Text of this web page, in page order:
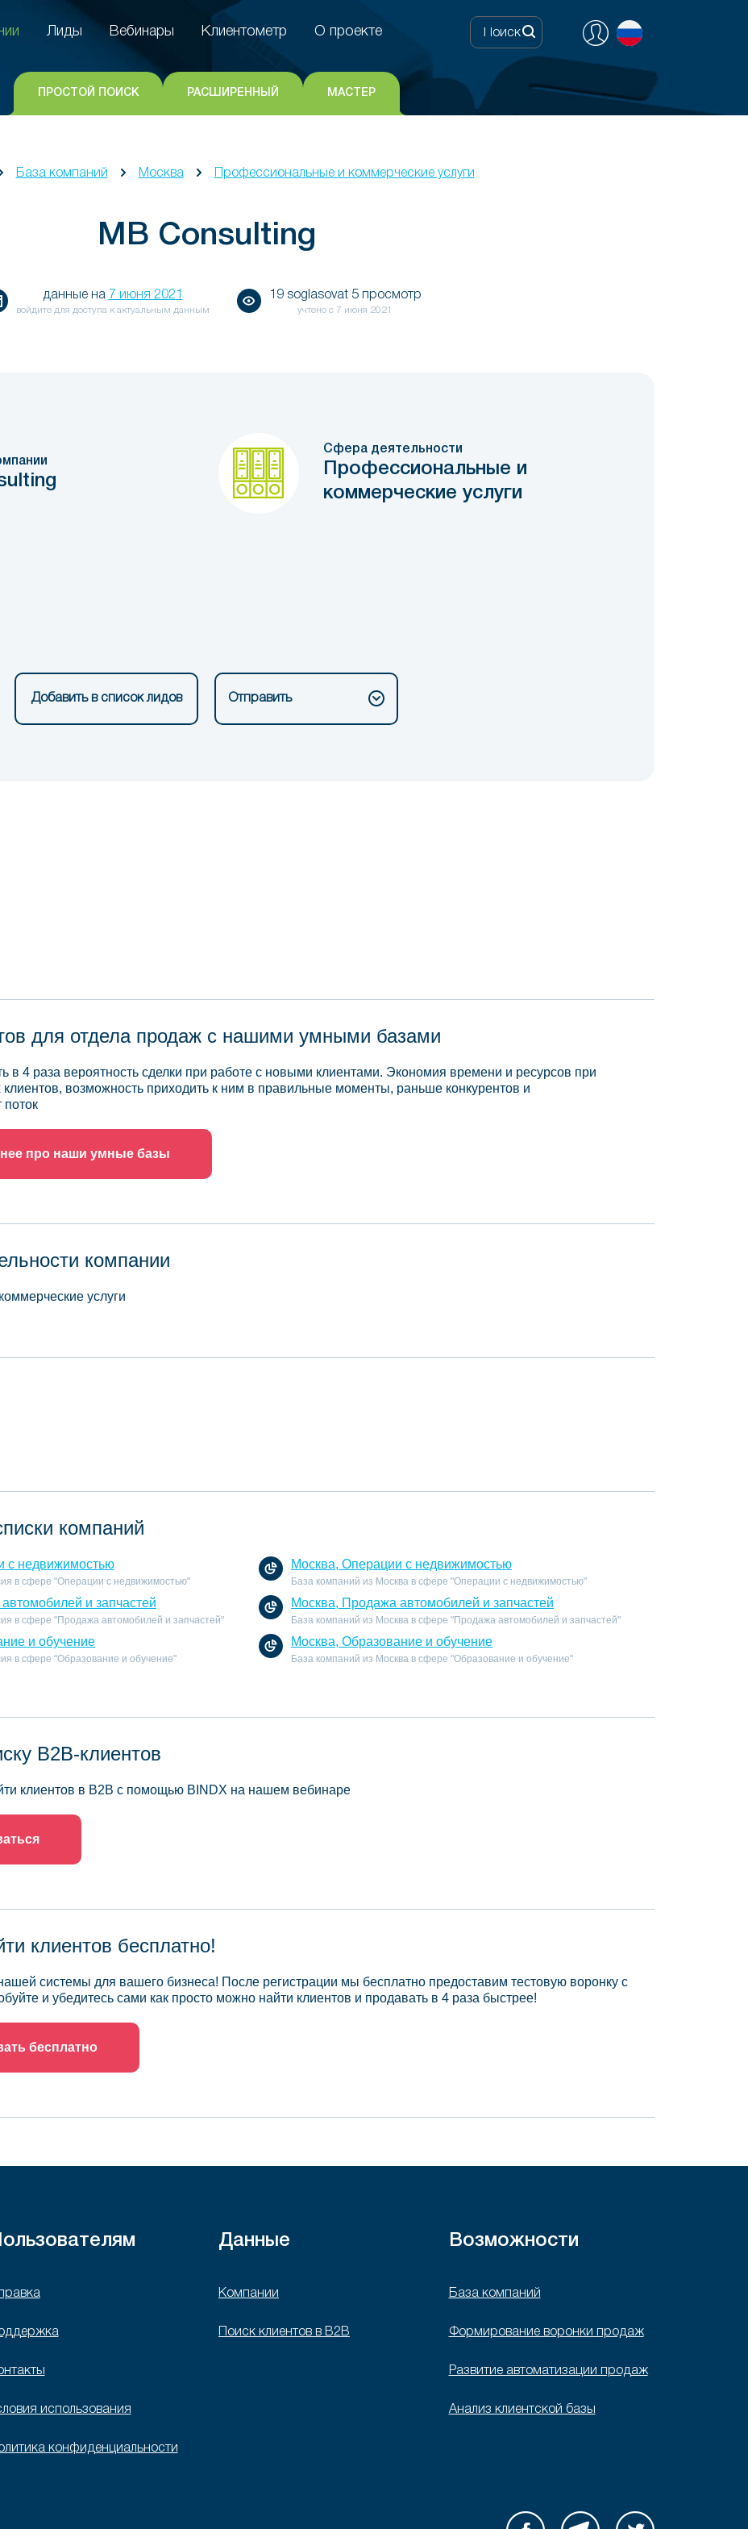
Клиентометр
Лиды Вебинары Клиентометр О проекте
ПРОСТОЙ ПОИСК РАСШИРЕННЫЙ МАСТЕР
База компаний Москва Профессиональные и коммерческие услуги
MB Consulting
данные на 7 июня 2021
войдите для доступа к актуальным данным
19 soglasovat 5 просмотр
учтено с 7 июня 2021
Сфера деятельности
Профессиональные и
коммерческие услуги
Добавить в список лидов Отправить
для отдела продаж с нашими умными базами
в 4 раза вероятность сделки при работе с новыми клиентами. Экономия времени и ресурсов при
возможность приходить к ним в правильные моменты, раньше конкурентов и
поток
про наши умные базы
компании
услуги
компаний
с недвижимостью
в сфере "Операции с недвижимостью"
Москва, Операции с недвижимостью
База компаний из Москва в сфере "Операции с недвижимостью"
и запчастей
в сфере "Продажа автомобилей и запчастей"
Москва, Продажа автомобилей и запчастей
База компаний из Москва в сфере "Продажа автомобилей и запчастей"
и обучение
в сфере "Образование и обучение"
Москва, Образование и обучение
База компаний из Москва в сфере "Образование и обучение"
B2B-клиентов
клиентов в B2B с помощью BINDX на нашем вебинаре
клиентов бесплатно!
системы для вашего бизнеса! После регистрации мы бесплатно предоставим тестовую воронку с
и убедитесь сами как просто можно найти клиентов и продавать в 4 раза быстрее!
бесплатно
использования
конфиденциальности
Данные
Компании
Поиск клиентов в B2B
Возможности
База компаний
Формирование воронки продаж
Развитие автоматизации продаж
Анализ клиентской базы